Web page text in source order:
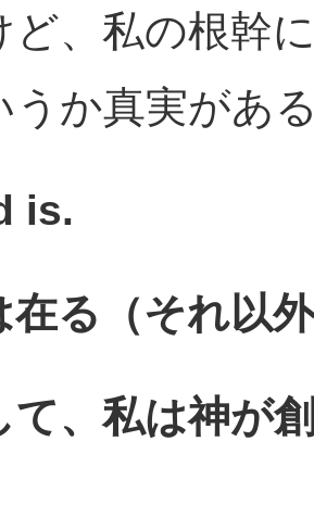
ど、私の根幹
うか真実があ
is.
在る（それ以
て、私は神が